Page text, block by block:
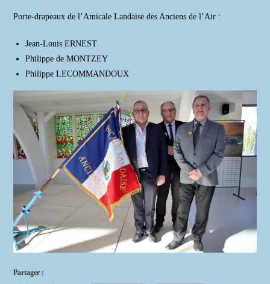
Porte-drapeaux de l’Amicale Landaise des Anciens de l’Air :
Jean-Louis ERNEST
Philippe de MONTZEY
Philippe LECOMMANDOUX
Partager :